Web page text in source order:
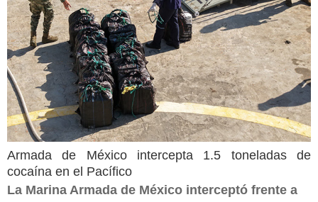
Armada de México intercepta 1.5 toneladas de
cocaína en el Pacífico
La Marina Armada de México interceptó frente a